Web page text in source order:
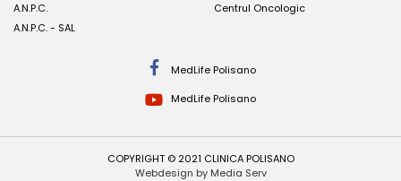
A.N.P.C.
A.N.P.C. - SAL
Centrul Oncologic
MedLife Polisano
MedLife Polisano
COPYRIGHT © 2021 CLINICA POLISANO
Webdesign by Media Serv